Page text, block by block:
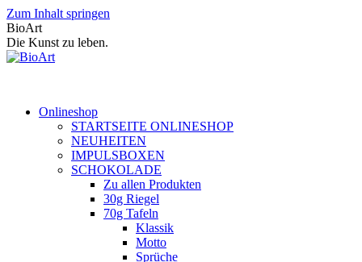
Zum Inhalt springen
BioArt
Die Kunst zu leben.
Onlineshop
STARTSEITE ONLINESHOP
NEUHEITEN
IMPULSBOXEN
SCHOKOLADE
Zu allen Produkten
30g Riegel
70g Tafeln
Klassik
Motto
Sprüche